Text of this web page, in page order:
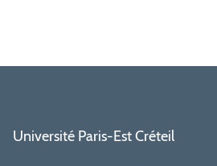
Université Paris-Est Créteil